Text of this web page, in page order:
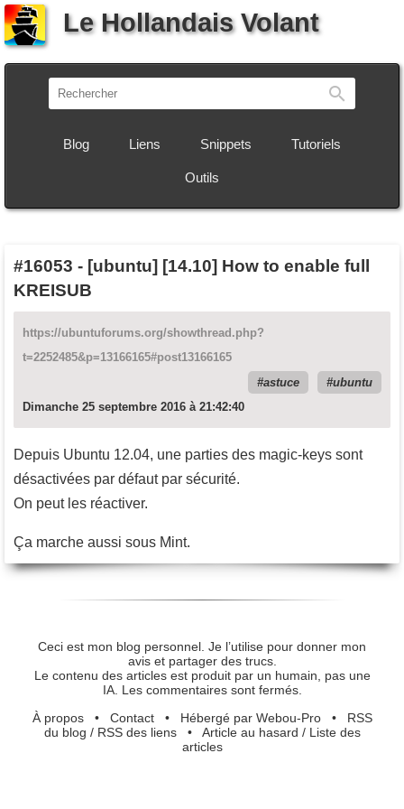
Le Hollandais Volant
Blog Liens Snippets Tutoriels
Outils
#16053 - [ubuntu] [14.10] How to enable full
KREISUB
https://ubuntuforums.org/showthread.php?
t=2252485&p=13166165#post13166165
astuce
ubuntu
Dimanche 25 septembre 2016 à 21:42:40
Depuis Ubuntu 12.04, une parties des magic-keys sont
désactivées par défaut par sécurité.
On peut les réactiver.
Ça marche aussi sous Mint.
Ceci est mon blog personnel. Je l’utilise pour donner mon
avis et partager des trucs.
Le contenu des articles est produit par un humain, pas une
IA. Les commentaires sont fermés.
À propos• Contact• Hébergé par Webou-Pro• RSS
du blog / RSS des liens• Article au hasard / Liste des
articles